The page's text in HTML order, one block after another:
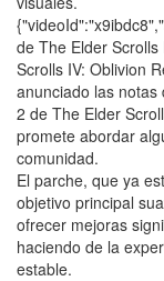
de The Elder
Scrolls IV: Oblivion
anunciado las notas
2 de The Elder
promete abordar
comunidad.
El parche, que ya
objetivo principal
ofrecer mejoras
haciendo de la
estable.